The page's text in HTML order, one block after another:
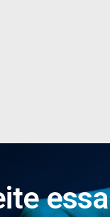
essa